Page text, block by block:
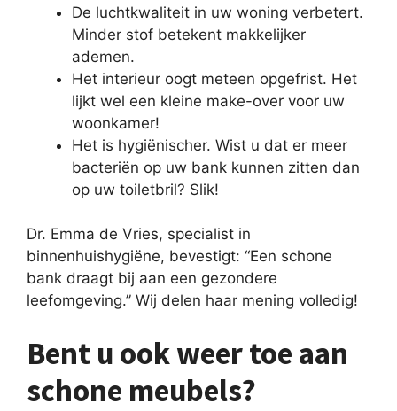
De luchtkwaliteit in uw woning verbetert.
Minder stof betekent makkelijker
ademen.
Het interieur oogt meteen opgefrist. Het
lijkt wel een kleine make-over voor uw
woonkamer!
Het is hygiënischer. Wist u dat er meer
bacteriën op uw bank kunnen zitten dan
op uw toiletbril? Slik!
Dr. Emma de Vries, specialist in
binnenhuishygiëne, bevestigt: “Een schone
bank draagt bij aan een gezondere
leefomgeving.” Wij delen haar mening volledig!
Bent u ook weer toe aan
schone meubels?